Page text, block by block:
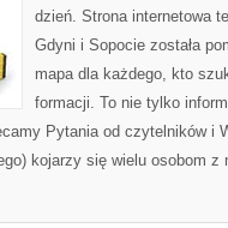
dzień. Strona internetowa
Gdyni i Sopocie została
mapa dla każdego, kto
formacji. To nie tylko
Pytania od czytelników i
kojarzy się wielu osobom z